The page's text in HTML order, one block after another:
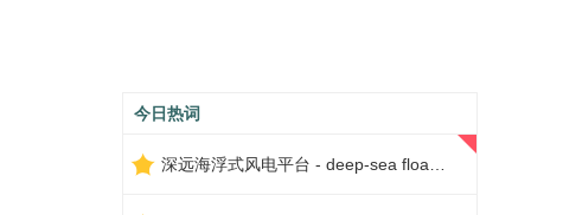
今日热词